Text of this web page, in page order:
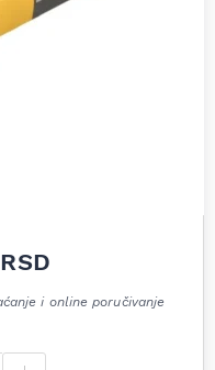
RSD
i online poručivanje